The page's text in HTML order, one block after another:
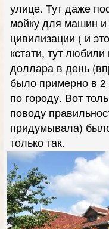
улице. Тут даже
мойку для машин и
цивилизации ( и
кстати, тут
доллара в день
было примерно в
по городу. Вот
поводу
придумывала)
только так.